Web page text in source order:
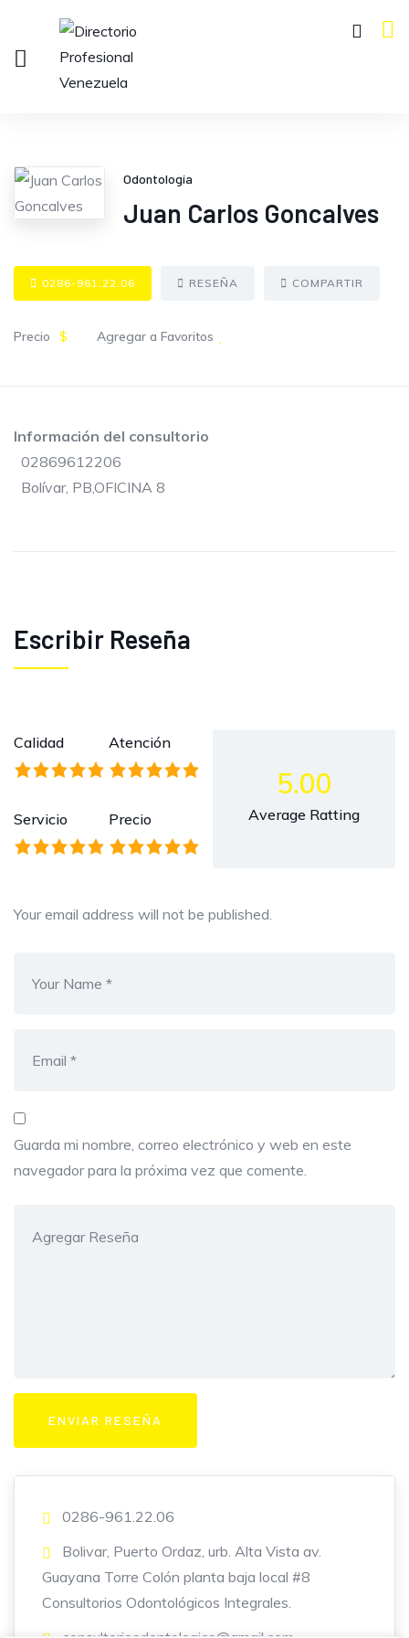
Odontología
Juan Carlos Goncalves
0286-961.22.06 RESEÑA COMPARTIR
Precio $ Agregar a Favoritos
Información del consultorio
02869612206
Bolívar, PB,OFICINA 8
Escribir Reseña
Calidad Atención
Servicio Precio
5.00
Average Ratting
Your email address will not be published.
Guarda mi nombre, correo electrónico y web en este
navegador para la próxima vez que comente.
0286-961.22.06
Bolivar, Puerto Ordaz, urb. Alta Vista av.
Guayana Torre Colón planta baja local #8
Consultorios Odontológicos Integrales.